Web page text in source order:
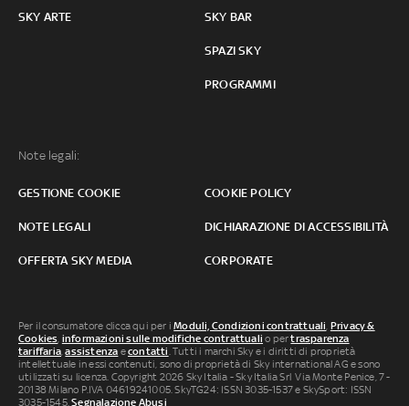
SKY ARTE SKY BAR
SPAZI SKY
PROGRAMMI
Note legali:
GESTIONE COOKIE COOKIE POLICY
NOTE LEGALI DICHIARAZIONE DI ACCESSIBILITÀ
OFFERTA SKY MEDIA CORPORATE
Per il consumatore clicca qui per iModuli, Condizioni contrattuali, Privacy &
Cookies, informazioni sulle modifiche contrattuali o pertrasparenza
tariffaria,assistenza econtatti. Tutti i marchi Sky e i diritti di proprietà
intellettuale in essi contenuti, sono di proprietà di Sky international AG e sono
utilizzati su licenza. Copyright 2026 Sky Italia - Sky Italia Srl Via Monte Penice, 7 -
20138 Milano P.IVA 04619241005. SkyTG24: ISSN 3035-1537 e SkySport: ISSN
3035-1545.Segnalazione Abusi